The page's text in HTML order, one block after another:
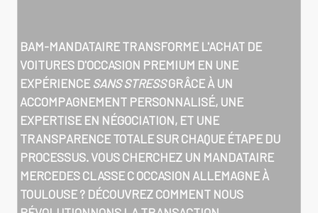
BAM-MANDATAIRE TRANSFORME L'ACHAT DE
VOITURES D'OCCASION PREMIUM EN UNE
EXPÉRIENCE SANS STRESSGRÂCE À UN
ACCOMPAGNEMENT PERSONNALISÉ, UNE
EXPERTISE EN NÉGOCIATION, ET UNE
TRANSPARENCE TOTALE SUR CHAQUE ÉTAPE DU
PROCESSUS. VOUS CHERCHEZ UN MANDATAIRE
MERCEDES CLASSE C OCCASION ALLEMAGNE À
TOULOUSE ? DÉCOUVREZ COMMENT NOUS